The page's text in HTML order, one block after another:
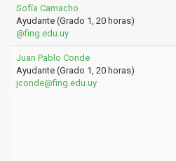
Sofía Camacho
Ayudante (Grado 1, 20 horas)
@fing.edu.uy
Juan Pablo Conde
Ayudante (Grado 1, 20 horas)
jconde@fing.edu.uy